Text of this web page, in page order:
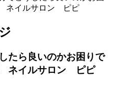
ネイルサロン ピピ
たら良いのかお困りで
ネイルサロン ピピ